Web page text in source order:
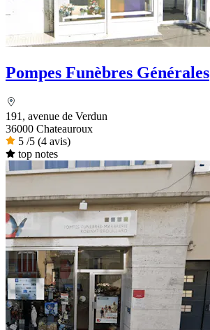
Pompes Funèbres Générales
191, avenue de Verdun
36000 Chateauroux
5 /5 (4 avis)
top notes